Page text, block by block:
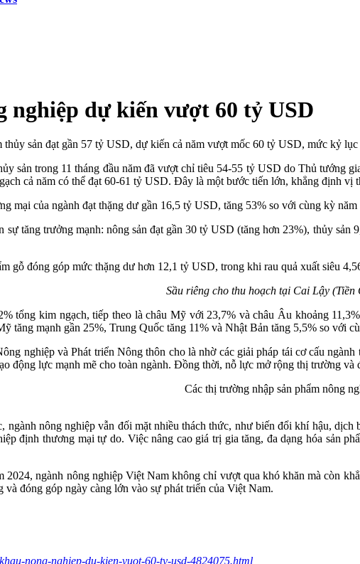
nghiệp dự kiến vượt 60 tỷ USD
thủy sản đạt gần 57 tỷ USD, dự kiến cả năm vượt mốc 60 tỷ USD, mức kỷ
sản trong 11 tháng đầu năm đã vượt chỉ tiêu 54-55 tỷ USD do Thủ
cả năm có thể đạt 60-61 tỷ USD. Đây là một bước tiến lớn, khẳng định vị
mại của ngành đạt thặng dư gần 16,5 tỷ USD, tăng 53% so với cùng kỳ
tăng trưởng mạnh: nông sản đạt gần 30 tỷ USD (tăng hơn 23%), thủy
gỗ đóng góp mức thặng dư hơn 12,1 tỷ USD, trong khi rau quả xuất siêu
Sầu riêng cho thu hoạch tại Cai Lậy
tổng kim ngạch, tiếp theo là châu Mỹ với 23,7% và châu Âu khoảng
tăng mạnh gần 25%, Trung Quốc tăng 11% và Nhật Bản tăng 5,5% so với
nghiệp và Phát triển Nông thôn cho là nhờ các giải pháp tái cơ cấu
động lực mạnh mẽ cho toàn ngành. Đồng thời, nỗ lực mở rộng thị trường và
Các thị trường nhập sản phẩm nông
ngành nông nghiệp vẫn đối mặt nhiều thách thức, như biến đổi khí hậu,
định thương mại tự do. Việc nâng cao giá trị gia tăng, đa dạng hóa sản
2024, ngành nông nghiệp Việt Nam không chỉ vượt qua khó khăn mà còn
và đóng góp ngày càng lớn vào sự phát triển của Việt Nam.
nong-nghiep-du-kien-vuot-60-ty-usd-4824075.html